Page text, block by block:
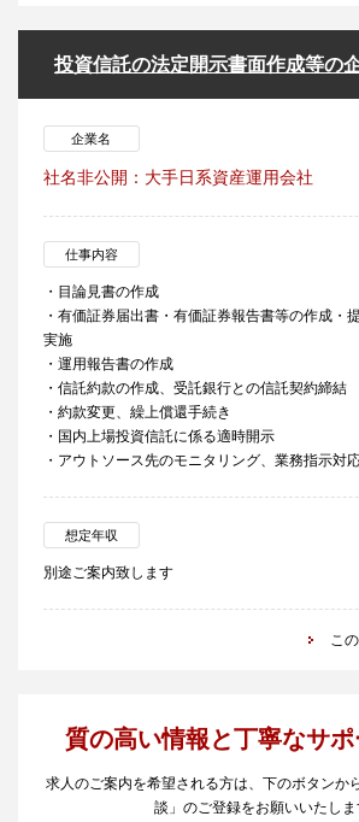
投資信託の法定開示書面作成等の
企業名
社名非公開：大手日系資産運用会社
仕事内容
・目論見書の作成
・有価証券届出書・有価証券報告書等の作成・
実施
・運用報告書の作成
・信託約款の作成、受託銀行との信託契約締結
・約款変更、繰上償還手続き
・国内上場投資信託に係る適時開示
・アウトソース先のモニタリング、業務指示対
想定年収
別途ご案内致します
こ
質の高い情報と丁寧なサ
求人のご案内を希望される方は、下のボタンか
談」のご登録をお願いいたしま